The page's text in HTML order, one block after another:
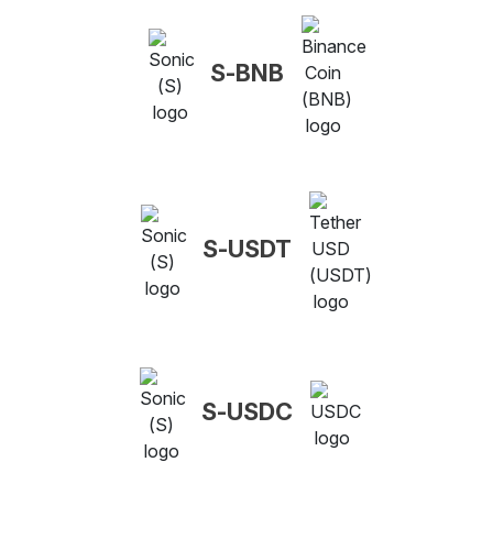
S-BNB
S-USDT
S-USDC